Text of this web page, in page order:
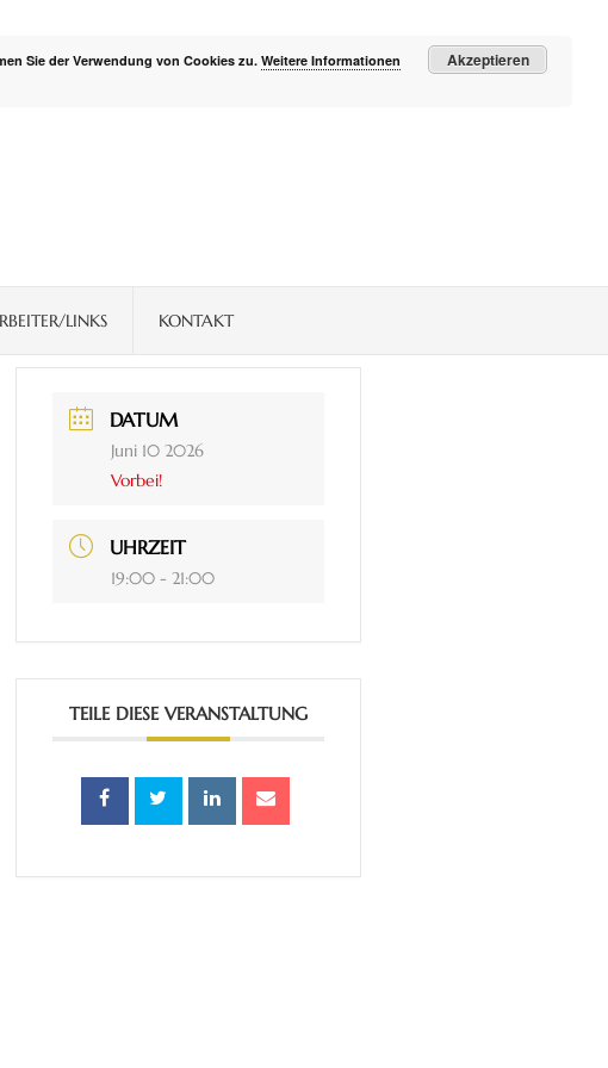
LINKS KONTAKT
DATUM
Juni 10 2026
Vorbei!
UHRZEIT
19:00 - 21:00
TEILE DIESE VERANSTALTUNG
Sie der Verwendung von Cookies zu.Weitere Informationen Akzeptieren